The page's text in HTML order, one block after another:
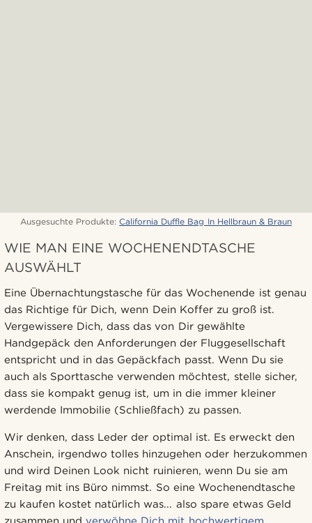
Ausgesuchte Produkte: California Duffle Bag In Hellbraun & Braun
WIE MAN EINE WOCHENENDTASCHE
AUSWÄHLT
Eine Übernachtungstasche für das Wochenende ist genau
das Richtige für Dich, wenn Dein Koffer zu groß ist.
Vergewissere Dich, dass das von Dir gewählte
Handgepäck den Anforderungen der Fluggesellschaft
entspricht und in das Gepäckfach passt. Wenn Du sie
auch als Sporttasche verwenden möchtest, stelle sicher,
dass sie kompakt genug ist, um in die immer kleiner
werdende Immobilie (Schließfach) zu passen.
Wir denken, dass Leder der optimal ist. Es erweckt den
Anschein, irgendwo tolles hinzugehen oder herzukommen
und wird Deinen Look nicht ruinieren, wenn Du sie am
Freitag mit ins Büro nimmst. So eine Wochenendtasche
zu kaufen kostet natürlich was... also spare etwas Geld